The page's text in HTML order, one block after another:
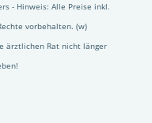
- Hinweis: Alle Preise inkl.
vorbehalten. (w)
ärztlichen Rat nicht länger